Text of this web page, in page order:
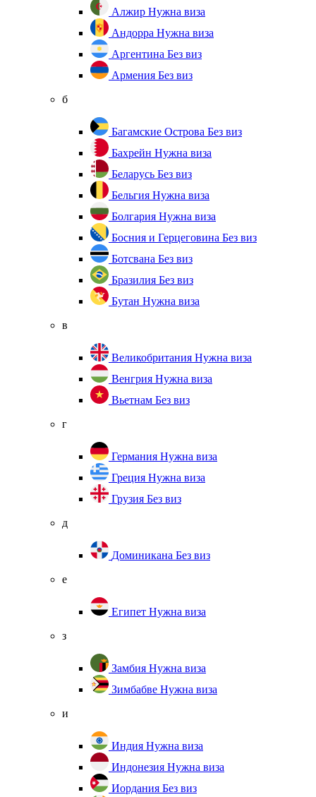
Алжир Нужна виза
Андорра Нужна виза
Аргентина Без виз
Армения Без виз
б
Багамские Острова Без виз
Бахрейн Нужна виза
Беларусь Без виз
Бельгия Нужна виза
Болгария Нужна виза
Босния и Герцеговина Без виз
Ботсвана Без виз
Бразилия Без виз
Бутан Нужна виза
в
Великобритания Нужна виза
Венгрия Нужна виза
Вьетнам Без виз
г
Германия Нужна виза
Греция Нужна виза
Грузия Без виз
д
Доминикана Без виз
е
Египет Нужна виза
з
Замбия Нужна виза
Зимбабве Нужна виза
и
Индия Нужна виза
Индонезия Нужна виза
Иордания Без виз